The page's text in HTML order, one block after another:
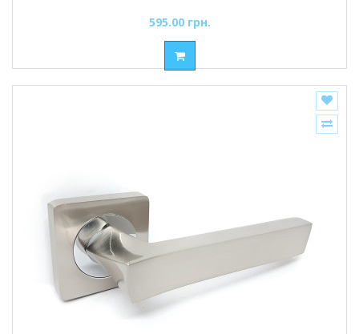
595.00 грн.